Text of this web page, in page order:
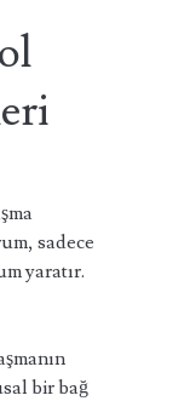
sadece
yaratır.
bir bağ